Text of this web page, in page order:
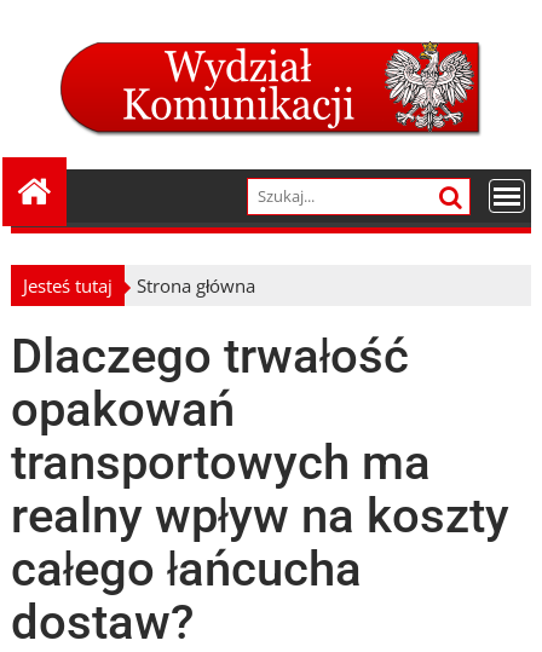
Jesteś tutaj Strona główna
Dlaczego trwałość
opakowań
transportowych ma
realny wpływ na koszty
całego łańcucha
dostaw?